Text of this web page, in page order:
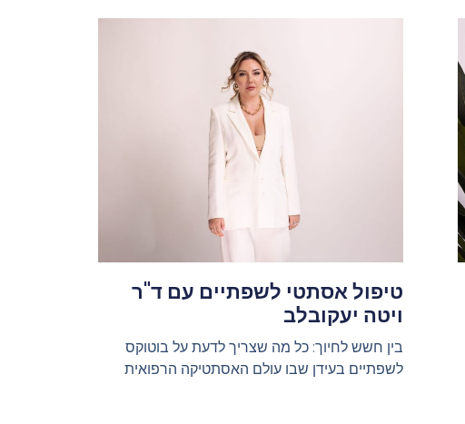
טיפול אסתטי לשפתיים עם ד"ר
ויטה יעקובלב
בין חשש לחיוך: כל מה שצריך לדעת על בוטוקס
לשפתיים בעידן שבו עולם האסתטיקה הרפואית